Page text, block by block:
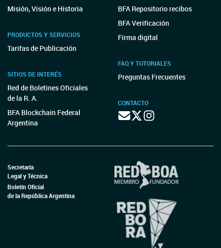
Misión, Visión e Historia
PRODUCTOS Y SERVICIOS
Tarifas de Publicación
SITIOS DE INTERÉS
Red de Boletines Oficiales
de la R. A.
BFA Blockchain Federal
Argentina
BFA Repositorio recibos
BFA Verificación
Firma digital
FAQ Y TUTORIALES
Preguntas Frecuentes
CONTACTO
Secretaría
Legal y Técnica
Boletín Oficial
de la República Argentina